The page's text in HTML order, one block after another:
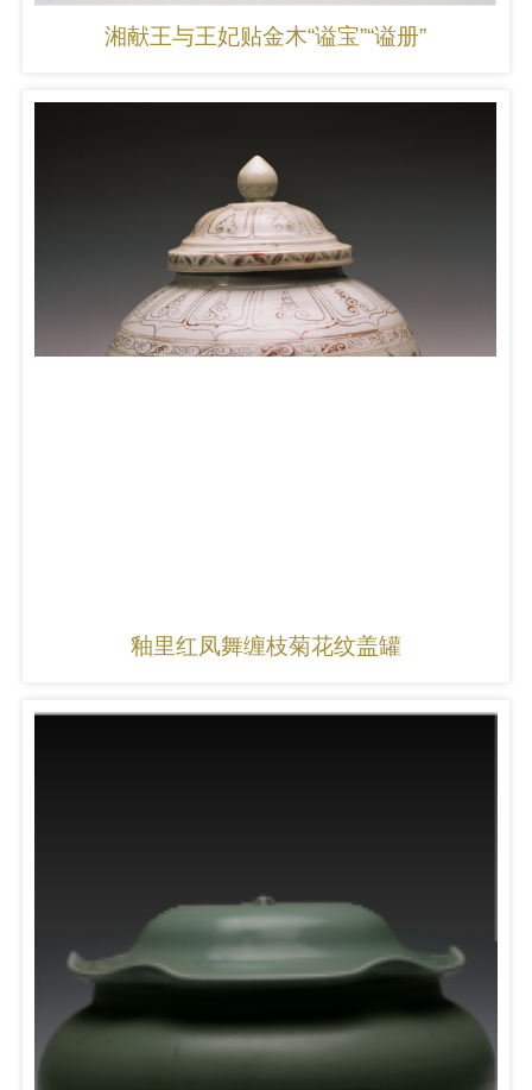
湘献王与王妃贴金木“谥宝”“谥册”
釉里红凤舞缠枝菊花纹盖罐